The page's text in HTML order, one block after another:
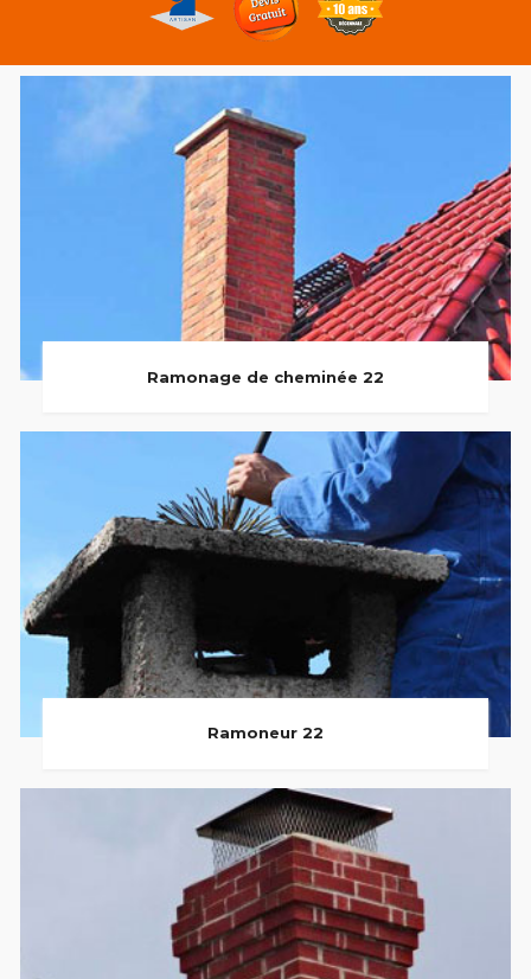
Ramonage de cheminée 22
Ramoneur 22